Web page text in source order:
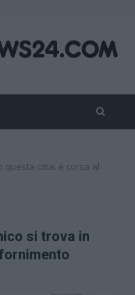
questa città: è corsa al
si trova in